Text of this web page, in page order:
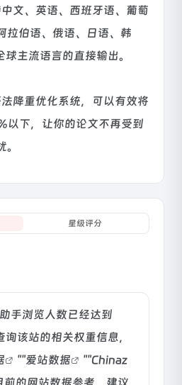
文、英语、西班牙语、葡萄
拉伯语、俄语、日语、韩
主流语言的直接输出。
降重优化系统，可以有效将
以下，让你的论文不再受到
星级评分
手浏览人数已经达到
该站的相关权重信息，
""爱站数据 ""Chinaz